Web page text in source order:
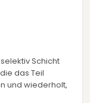
Schicht
das Teil
und wiederholt,